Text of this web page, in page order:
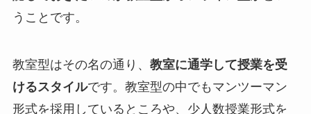
うことです。
教室型はその名の通り、 教室に通学して授業を受
けるスタイルです。教室型の中でもマンツーマン
形式を採用しているところや、少人数授業形式を